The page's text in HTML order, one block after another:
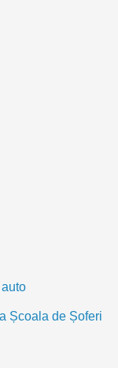
Școala de Șoferi